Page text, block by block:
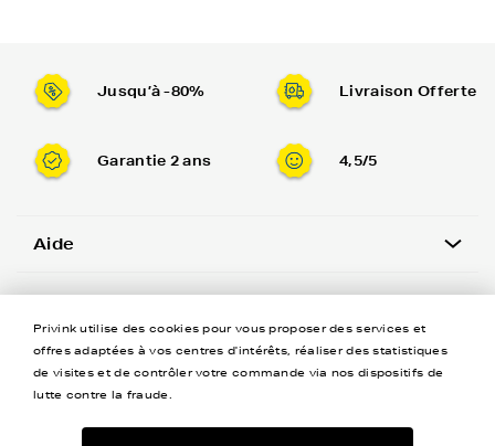
Jusqu’à -80% Livraison Offerte
Garantie 2 ans 4,5/5
Aide
A propos
Coordonnées
Privink utilise des cookies pour vous proposer des services et
offres adaptées à vos centres d'intérêts, réaliser des statistiques
de visites et de contrôler votre commande via nos dispositifs de
lutte contre la fraude.